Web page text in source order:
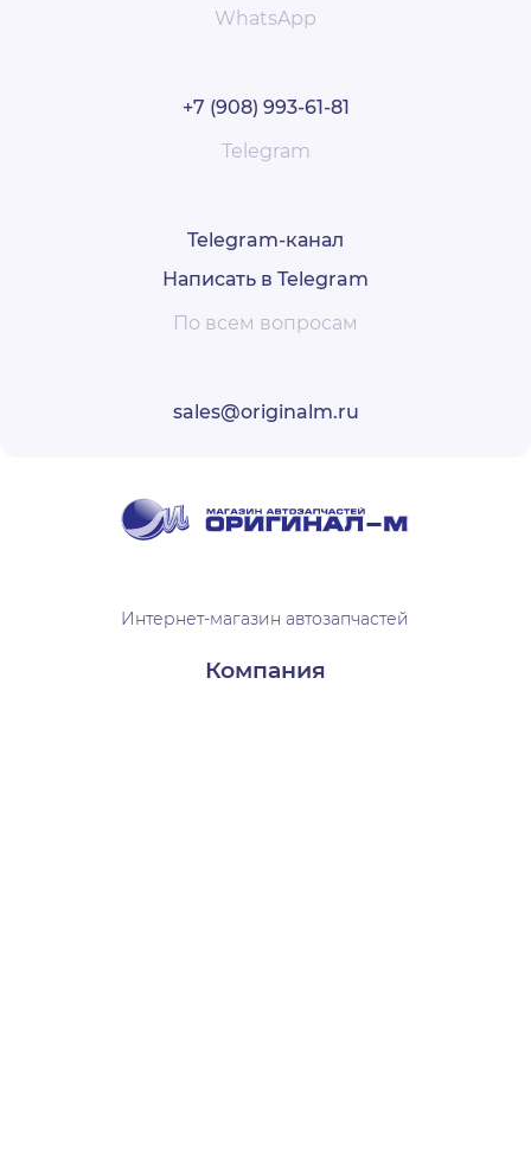
WhatsApp
+7 (908) 993-61-81
Telegram
Telegram-канал
Написать в Telegram
По всем вопросам
sales@originalm.ru
Интернет-магазин автозапчастей
Компания